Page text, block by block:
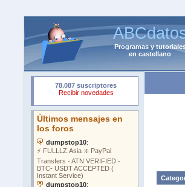
Programasy
en castellano